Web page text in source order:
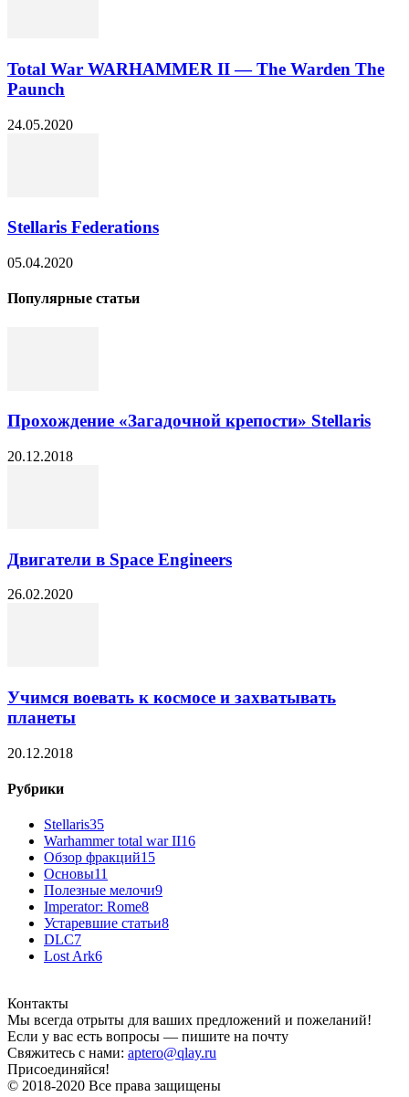
Total War WARHAMMER II — The Warden The
Paunch
24.05.2020
Stellaris Federations
05.04.2020
Популярные статьи
Прохождение «Загадочной крепости» Stellaris
20.12.2018
Двигатели в Space Engineers
26.02.2020
Учимся воевать к космосе и захватывать
планеты
20.12.2018
Рубрики
Stellaris35
Warhammer total war II16
Обзор фракций15
Основы11
Полезные мелочи9
Imperator: Rome8
Устаревшие статьи8
DLC7
Lost Ark6
Контакты
Мы всегда отрыты для ваших предложений и пожеланий!
Если у вас есть вопросы — пишите на почту
Свяжитесь с нами: aptero@qlay.ru
Присоединяйся!
© 2018-2020 Все права защищены